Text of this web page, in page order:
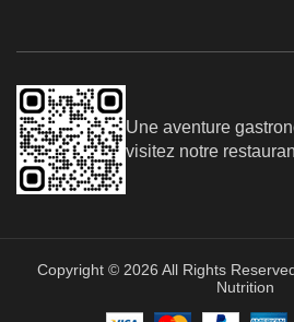
Une aventure
visitez notre
Copyright © 2026 All Rights
Nutrition